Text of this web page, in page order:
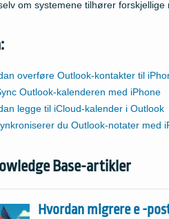
om systemene tilhører forskjellige
overføre Outlook-kontakter til
Outlook-kalenderen med iPhone
legge til iCloud-kalender i Outlook
du Outlook-notater med
Base-artikler
Hvordan migrere e -